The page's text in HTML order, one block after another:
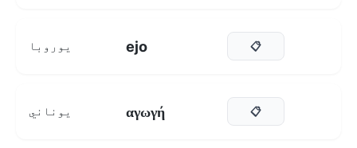
یوروبا ejo 📋
یوناني αγωγή 📋